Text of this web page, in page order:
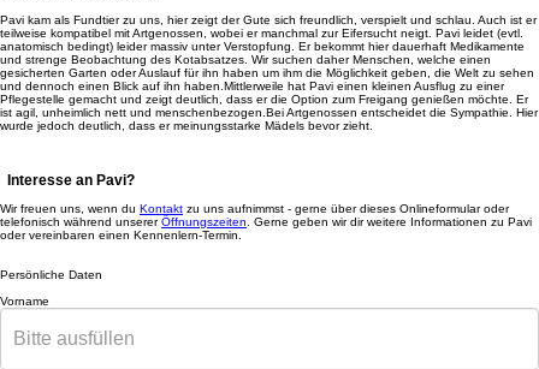
Pavi kam als Fundtier zu uns, hier zeigt der Gute sich freundlich, verspielt und schlau. Auch ist er
teilweise kompatibel mit Artgenossen, wobei er manchmal zur Eifersucht neigt. Pavi leidet (evtl.
anatomisch bedingt) leider massiv unter Verstopfung. Er bekommt hier dauerhaft Medikamente
und strenge Beobachtung des Kotabsatzes. Wir suchen daher Menschen, welche einen
gesicherten Garten oder Auslauf für ihn haben um ihm die Möglichkeit geben, die Welt zu sehen
und dennoch einen Blick auf ihn haben.Mittlerweile hat Pavi einen kleinen Ausflug zu einer
Pflegestelle gemacht und zeigt deutlich, dass er die Option zum Freigang genießen möchte. Er
ist agil, unheimlich nett und menschenbezogen.Bei Artgenossen entscheidet die Sympathie. Hier
wurde jedoch deutlich, dass er meinungsstarke Mädels bevor zieht.
Interesse an Pavi?
Wir freuen uns, wenn du Kontakt zu uns aufnimmst - gerne über dieses Onlineformular oder
telefonisch während unsererÖffnungszeiten . Gerne geben wir dir weitere Informationen zu Pavi
oder vereinbaren einen Kennenlern-Termin.
Persönliche Daten
Vorname